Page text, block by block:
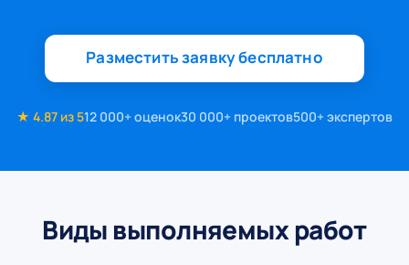
Разместить заявку бесплатно
★ 4.87 из 512 000+ оценок30 000+ проектов500+ экспертов
Виды выполняемых работ